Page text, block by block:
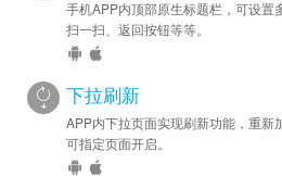
手机APP内顶部原生标题栏，可设置
扫一扫、返回按钮等等。
下拉刷新
APP内下拉页面实现刷新功能，重新
可指定页面开启。